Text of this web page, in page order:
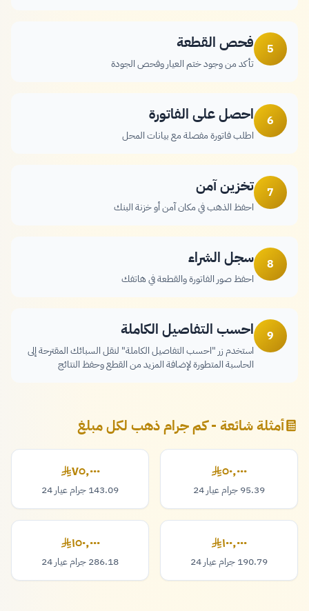
5 فحص القطعة
تأكد من وجود ختم العيار وفحص الجودة
6 احصل على الفاتورة
اطلب فاتورة مفصلة مع بيانات المحل
7 تخزين آمن
احفظ الذهب في مكان آمن أو خزنة البنك
8 سجل الشراء
احفظ صور الفاتورة والقطعة في هاتفك
9 احسب التفاصيل الكاملة
استخدم زر "احسب التفاصيل الكاملة" لنقل السبائك المقترحة إلى
الحاسبة المتطورة لإضافة المزيد من القطع وحفظ النتائج
أمثلة شائعة - كم جرام ذهب لكل مبلغ
٥٠,٠٠٠ ريال
٥٠,٠٠٠
95.39 جرام عيار 24
٧٥,٠٠٠ ريال
٧٥,٠٠٠
143.09 جرام عيار 24
١٠٠,٠٠٠ ريال
١٠٠,٠٠٠
190.79 جرام عيار 24
١٥٠,٠٠٠ ريال
١٥٠,٠٠٠
286.18 جرام عيار 24